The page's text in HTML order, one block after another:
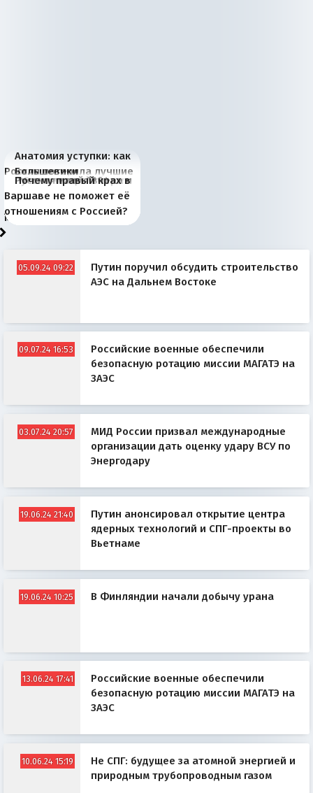
Анатомия уступки: как
Россия потеряла лучшие
рыбопромысловые
районы Баренцева
моря
Большевики
отличаются от «Яблока»
тем, что они -
победители
Киевская марионетка
Запада рассказала о
«переобувании» хозяев
В России назрели
перемены: 15 шагов к
суверенной экономике
Миграционный пожар
Европы
Россия начинает
сбрасывать балласт
Анкориджа
Россия зимой 1904
года: первые уступки во
внутренней политике
Русская нация вчера и
сегодня
Почему правый крах в
Варшаве не поможет её
отношениям с Россией?
05.09.24 09:22
Путин поручил обсудить строительство
АЭС на Дальнем Востоке
09.07.24 16:53
Российские военные обеспечили
безопасную ротацию миссии МАГАТЭ на
ЗАЭС
03.07.24 20:57
МИД России призвал международные
организации дать оценку удару ВСУ по
Энергодару
19.06.24 21:40
Путин анонсировал открытие центра
ядерных технологий и СПГ-проекты во
Вьетнаме
19.06.24 10:25 В Финляндии начали добычу урана
13.06.24 17:41
Российские военные обеспечили
безопасную ротацию миссии МАГАТЭ на
ЗАЭС
10.06.24 15:19
Не СПГ: будущее за атомной энергией и
природным трубопроводным газом